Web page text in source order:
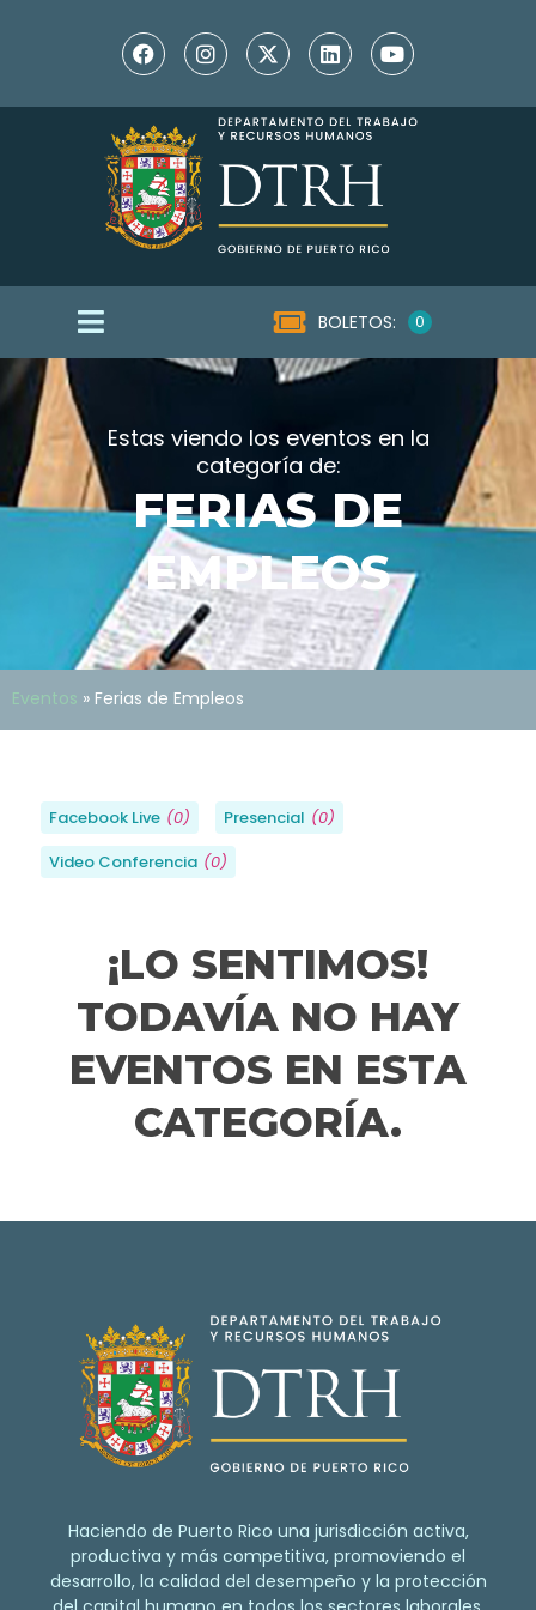
BOLETOS: 0
Estas viendo los eventos en la
categoría de:
FERIAS DE
EMPLEOS
Eventos » Ferias de Empleos
Facebook Live (0) Presencial (0)
Video Conferencia (0)
¡LO SENTIMOS!
TODAVÍA NO HAY
EVENTOS EN ESTA
CATEGORÍA.
Haciendo de Puerto Rico una jurisdicción activa,
productiva y más competitiva, promoviendo el
desarrollo, la calidad del desempeño y la protección